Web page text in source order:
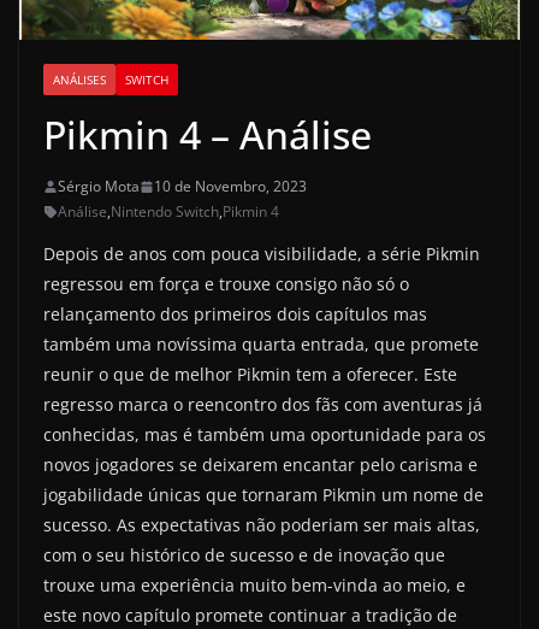
ANÁLISES SWITCH
Pikmin 4 – Análise
Sérgio Mota
10 de Novembro, 2023
Análise,Nintendo Switch,Pikmin 4
Depois de anos com pouca visibilidade, a série Pikmin
regressou em força e trouxe consigo não só o
relançamento dos primeiros dois capítulos mas
também uma novíssima quarta entrada, que promete
reunir o que de melhor Pikmin tem a oferecer. Este
regresso marca o reencontro dos fãs com aventuras já
conhecidas, mas é também uma oportunidade para os
novos jogadores se deixarem encantar pelo carisma e
jogabilidade únicas que tornaram Pikmin um nome de
sucesso. As expectativas não poderiam ser mais altas,
com o seu histórico de sucesso e de inovação que
trouxe uma experiência muito bem-vinda ao meio, e
este novo capítulo promete continuar a tradição de